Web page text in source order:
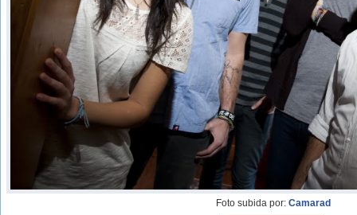
Foto subida por: Camarad